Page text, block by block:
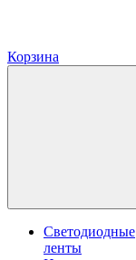
Корзина
Светодиодные
ленты